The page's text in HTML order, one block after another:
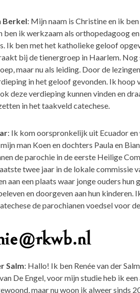
Berkel: Mijn naam is Christine en ik
ben ik werkzaam als orthopedagoog
Ik ben met het katholieke geloof
bij de tienergroep in Haarlem.
maar nu als leiding. Door de
in het geloof gevonden. Ik hoop
deze verdieping kunnen vinden en
in het taakveld catechese.
: Ik kom oorspronkelijk uit Ecuador en
man Koen en dochters Paula en
de parochie in de eerste Heilige
twee jaar in de lokale commissie
aan een plaats waar jonge ouders hun
en doorgeven aan hun kinderen.
de parochianen voedsel voor
Salm: Hallo! Ik ben Renée van der
De Engel, voor mijn studie heb ik een
maar nu woon ik alweer sinds